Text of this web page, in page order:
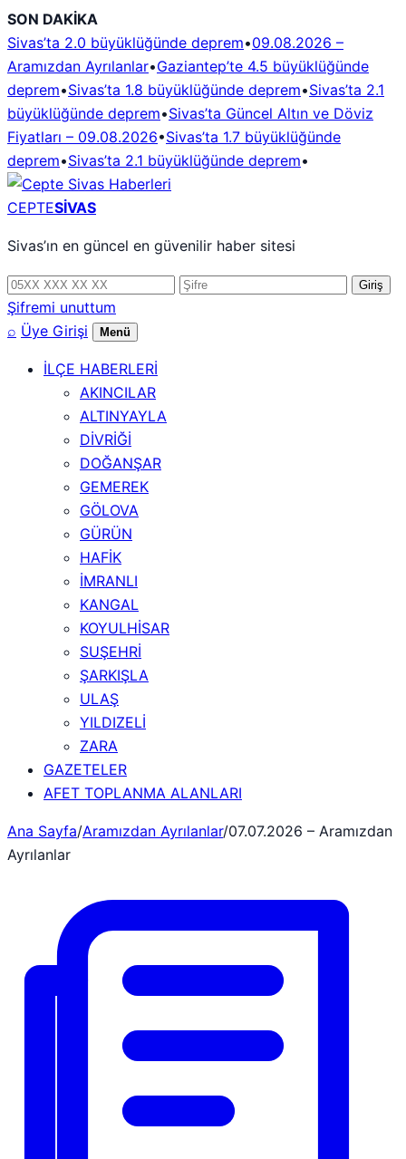
İçeriğe
geç
SON DAKİKA
Sivas’ta 2.0 büyüklüğünde deprem•09.08.2026 –
Aramızdan Ayrılanlar•Gaziantep’te 4.5 büyüklüğünde
deprem•Sivas’ta 1.8 büyüklüğünde deprem•Sivas’ta 2.1
büyüklüğünde deprem•Sivas’ta Güncel Altın ve Döviz
Fiyatları – 09.08.2026•Sivas’ta 1.7 büyüklüğünde
deprem•Sivas’ta 2.1 büyüklüğünde deprem•
CEPTESİVAS
Sivas’ın en güncel en güvenilir haber sitesi
Telefon
numarası
Şifre Giriş
Şifremi unuttum
⌕ Üye Girişi Menü
İLÇE HABERLERİ
AKINCILAR
ALTINYAYLA
DİVRİĞİ
DOĞANŞAR
GEMEREK
GÖLOVA
GÜRÜN
HAFİK
İMRANLI
KANGAL
KOYULHİSAR
SUŞEHRİ
ŞARKIŞLA
ULAŞ
YILDIZELİ
ZARA
GAZETELER
AFET TOPLANMA ALANLARI
Ana Sayfa/Aramızdan Ayrılanlar/07.07.2026 – Aramızdan
Ayrılanlar